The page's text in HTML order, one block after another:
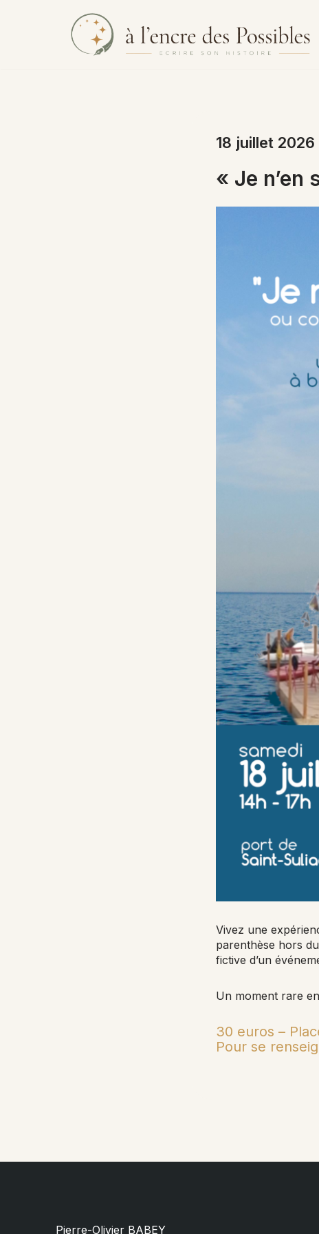
18 juillet
« Je
Vivez une
parenthèse hors
fictive d’un
Un moment rare
30 euros –
Pour se
Pierre-Olivier BABEY